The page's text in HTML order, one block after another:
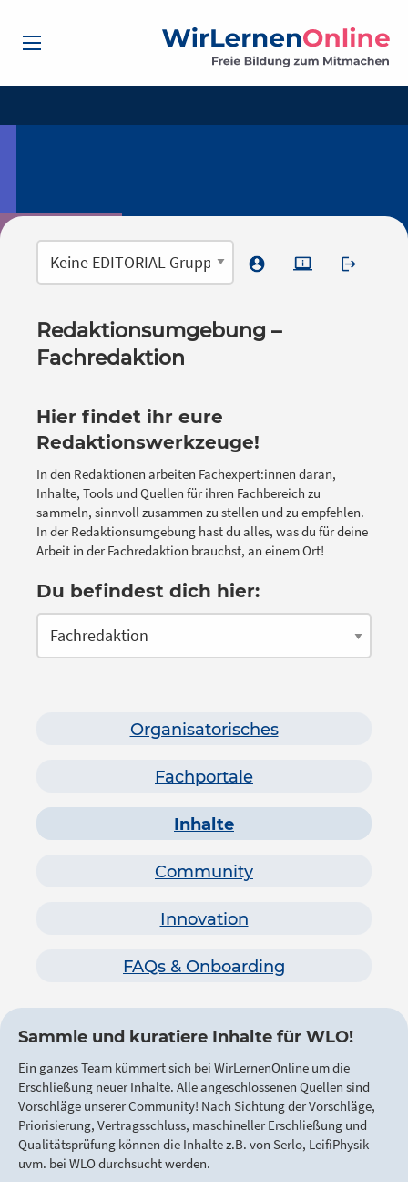
Redaktionsumgebung –
Fachredaktion
Hier findet ihr eure
Redaktionswerkzeuge!
In den Redaktionen arbeiten Fachexpert:innen daran,
Inhalte, Tools und Quellen für ihren Fachbereich zu
sammeln, sinnvoll zusammen zu stellen und zu empfehlen.
In der Redaktionsumgebung hast du alles, was du für deine
Arbeit in der Fachredaktion brauchst, an einem Ort!
Du befindest dich hier:
Organisatorisches
Fachportale
Inhalte
Community
Innovation
FAQs & Onboarding
Sammle und kuratiere Inhalte für WLO!
Ein ganzes Team kümmert sich bei WirLernenOnline um die
Erschließung neuer Inhalte. Alle angeschlossenen Quellen sind
Vorschläge unserer Community! Nach Sichtung der Vorschläge,
Priorisierung, Vertragsschluss, maschineller Erschließung und
Qualitätsprüfung können die Inhalte z.B. von Serlo, LeifiPhysik
uvm. bei WLO durchsucht werden.